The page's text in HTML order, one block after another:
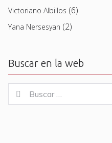
Victoriano Albillos (6)
Yana Nersesyan (2)
Buscar en la web
for:
Buscar